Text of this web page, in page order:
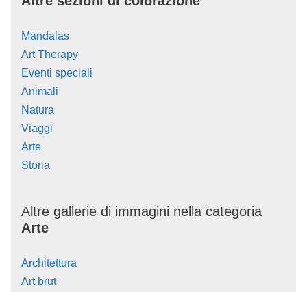
Mandalas
Art Therapy
Eventi speciali
Animali
Natura
Viaggi
Arte
Storia
Altre gallerie di immagini nella categoria
Arte
Architettura
Art brut